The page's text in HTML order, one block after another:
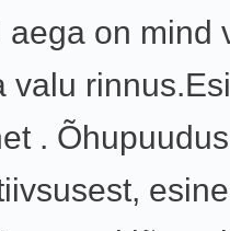
aega on mind
valu
.